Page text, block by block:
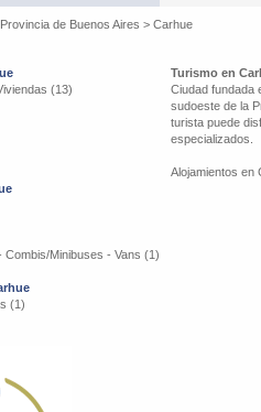
Provincia de Buenos Aires > Carhue
(13)
Minibuses - Vans (1)
(1)
Turismo en
Ciudad fundada
sudoeste de la
turista puede
especializados.
Alojamientos en